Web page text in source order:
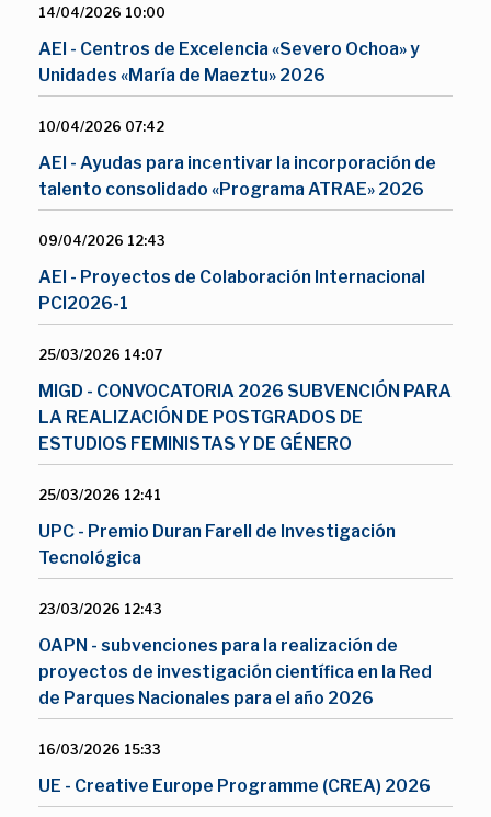
14/04/2026 10:00
AEI - Centros de Excelencia «Severo Ochoa» y
Unidades «María de Maeztu» 2026
10/04/2026 07:42
AEI - Ayudas para incentivar la incorporación de
talento consolidado «Programa ATRAE» 2026
09/04/2026 12:43
AEI - Proyectos de Colaboración Internacional
PCI2026-1
25/03/2026 14:07
MIGD - CONVOCATORIA 2026 SUBVENCIÓN PARA
LA REALIZACIÓN DE POSTGRADOS DE
ESTUDIOS FEMINISTAS Y DE GÉNERO
25/03/2026 12:41
UPC - Premio Duran Farell de Investigación
Tecnológica
23/03/2026 12:43
OAPN - subvenciones para la realización de
proyectos de investigación científica en la Red
de Parques Nacionales para el año 2026
16/03/2026 15:33
UE - Creative Europe Programme (CREA) 2026